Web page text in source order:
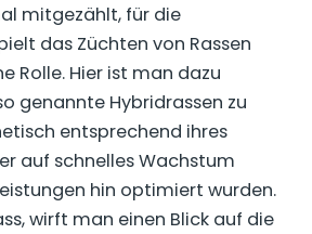
mitgezählt, für die
das Züchten von Rassen
Rolle. Hier ist man dazu
genannte Hybridrassen zu
entsprechend ihres
auf schnelles Wachstum
hin optimiert wurden.
wirft man einen Blick auf die